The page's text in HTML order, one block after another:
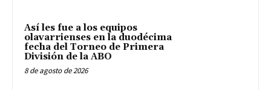
Así les fue a los equipos
olavarrienses en la duodécima
fecha del Torneo de Primera
División de la ABO
8 de agosto de 2026